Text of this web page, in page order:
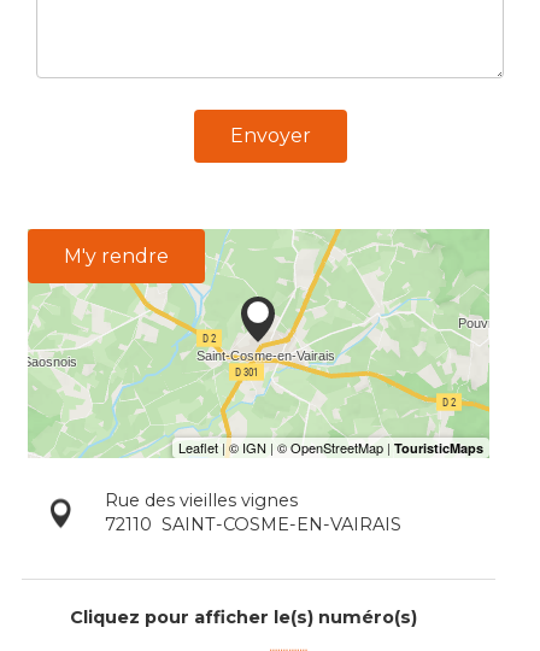
Envoyer
M'y rendre
Rue des vieilles vignes
72110 SAINT-COSME-EN-VAIRAIS
Cliquez pour afficher le(s) numéro(s)